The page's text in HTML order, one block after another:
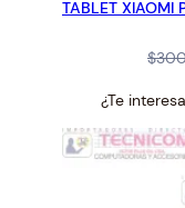
OFERTA
TABLET XIAOMI
$
¿Te